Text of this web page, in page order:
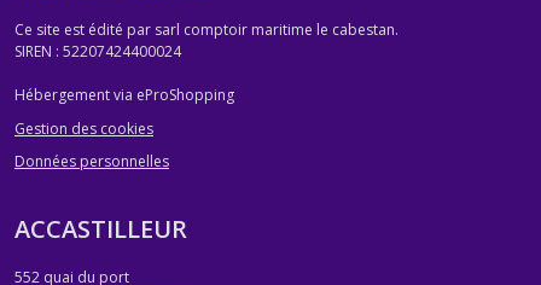
Ce site est édité par sarl comptoir maritime le cabestan.
SIREN : 52207424400024
Hébergement via eProShopping
Gestion des cookies
Données personnelles
ACCASTILLEUR
552 quai du port